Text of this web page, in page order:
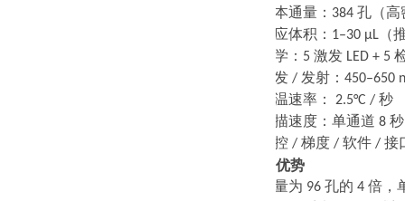
样本通量： 384 孔（高
反应体积： 1–30 μL （
光学： 5 激发 LED + 5
激发 / 发射： 450–650
升温速率： 2.5°C / 秒
扫描速度：单通道 8
温控 / 梯度 / 软件 / 接
优势
通量为 96 孔的 4 倍，